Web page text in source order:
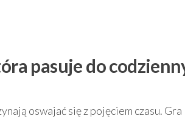
pasuje do
oswajać się z pojęciem czasu. Gra